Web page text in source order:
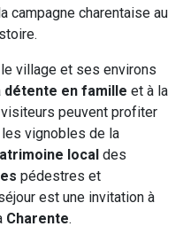
campagne charentaise au
village et ses environs
détente en famille et à la
peuvent profiter
vignobles de la
local des
pédestres et
est une invitation à
Charente.